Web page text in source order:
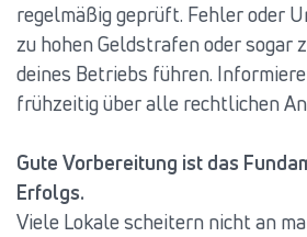
regelmäßig geprüft. Fehler oder
zu hohen Geldstrafen oder sogar
deines Betriebs führen.
frühzeitig über alle rechtlichen
Gute Vorbereitung ist das
Erfolgs.
Viele Lokale scheitern nicht an